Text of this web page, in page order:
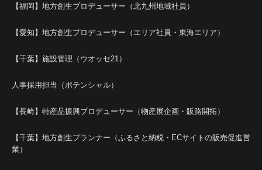
【福岡】地方創生プロデューサー（北九州地域社員）
【愛知】地方創生プロデューサー（エリア社員・東海エリア）
【千葉】施設管理（ウオッセ21）
人事採用担当（ポテンシャル）
【長崎】特産品振興プロデューサー（物産展企画・販路開拓）
【千葉】地方創生プランナー（ふるさと納税・ECサイトの販売促進営
業）